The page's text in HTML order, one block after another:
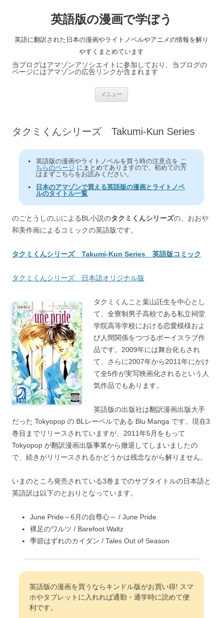
英語版の漫画で学ぼう
英語に翻訳された日本の漫画やライトノベルやアニメの情報を解り
やすくまとめています
当ブログはアマゾンアソシエイトに参加しており、当ブログの
ページにはアマゾンの広告リンクが含まれます
メニュー
ス
タクミくんシリーズ Takumi-Kun Series
英語版の漫画やライトノベルを買う時の注意点を こ
ちらのページ にまとめてありますので、初めての方
はまずこちらをお読みください。
日本のアマゾンで買える英語版の漫画とライトノベ
ルのタイトル一覧
のごとうしのぶによるBL小説のタクミくんシリーズの、おおや
和美作画によるコミックの英語版です。
タクミくんシリーズ Takumi-Kun Series 英語版コミック
タクミくんシリーズ 日本語オリジナル版
タクミくんこと葉山託生を中心とし
て、全寮制男子高校である私立祠堂
学院高等学校における恋愛模様およ
び人間関係をつづるボーイスラブ作
品です。2009年には舞台化もされ
て、さらに2007年から2011年にかけ
て全5作が実写映画化されるという人
気作品でもあります。
英語版の出版社は翻訳漫画出版大手
だった Tokyopop の BLレーベルである Blu Manga です。現在3
巻目までリリースされていますが、2011年5月をもって
Tokyopop が翻訳漫画出版事業から撤退してしまいましたの
で、続きがリリースされるかどうかは残念ながら解りません。
いまのところ発売されている3巻までのサブタイトルの日本語と
英語訳は以下のとおりとなっています。
June Pride～6月の自尊心～ / June Pride
裸足のワルツ / Barefoot Waltz
季節はずれのカイダン / Tales Out of Season
英語版の漫画を買うならキンドル版がお買い得! スマ
ホやタブレットに入れれば通勤・通学時に読めて便
利です。